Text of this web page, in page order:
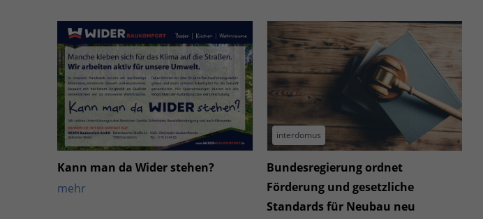
Kann man da Wider stehen?
mehr
interdomus
Bundesregierung ordnet
Förderung und gesetzliche
Standards für Neubau neu